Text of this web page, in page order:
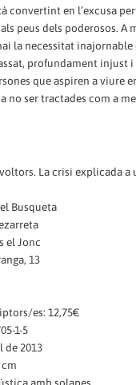
convertint en l’excusa
peus dels poderosos. A
la necessitat
profundament injust
que aspiren a viure
no ser tractades com a
La crisi explicada a
Busqueta
el Jonc
13
es: 12,75€
1-5
de 2013
cm
amb solapes